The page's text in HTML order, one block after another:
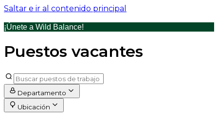
Saltar e ir al contenido principal
¡Únete a Wild Balance!
Puestos vacantes
Departamento
Ubicación